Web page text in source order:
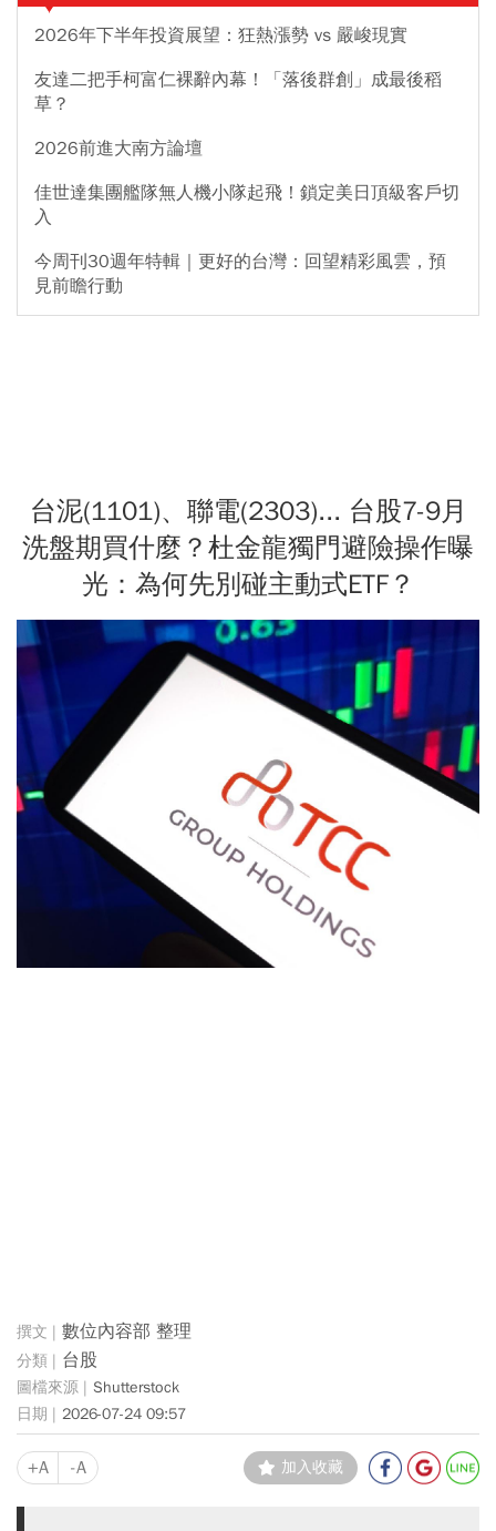
2026年下半年投資展望：狂熱漲勢 vs 嚴峻現實
友達二把手柯富仁裸辭內幕！「落後群創」成最後稻
草？
2026前進大南方論壇
佳世達集團艦隊無人機小隊起飛！鎖定美日頂級客戶切
入
今周刊30週年特輯｜更好的台灣：回望精彩風雲，預
見前瞻行動
台泥(1101)、聯電(2303)... 台股7-9月
洗盤期買什麼？杜金龍獨門避險操作曝
光：為何先別碰主動式ETF？
數位內容部 整理
台股
Shutterstock
2026-07-24 09:57
+A -A 加入收藏